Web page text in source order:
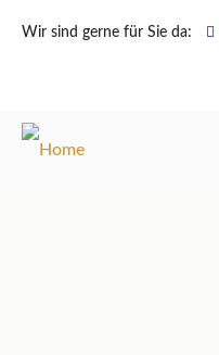
Wir sind gerne für Sie da: